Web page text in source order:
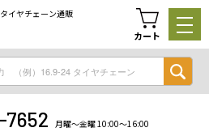
イヤチェーン通販
カート
月曜〜金曜 10:00〜16:00